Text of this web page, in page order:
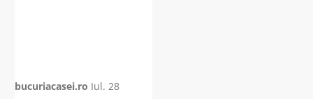
bucuriacasei.ro Iul. 28